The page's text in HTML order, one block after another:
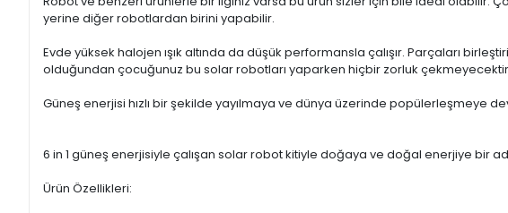
yerine diğer robotlardan birini yapabilir.
Evde yüksek halojen ışık altında da düşük performansla çalışır. Parçaları
olduğundan çocuğunuz bu solar robotları yaparken hiçbir zorluk
Güneş enerjisi hızlı bir şekilde yayılmaya ve dünya üzerinde popülerleşmeye
6 in 1 güneş enerjisiyle çalışan solar robot kitiyle doğaya ve doğal enerjiye bir
Ürün Özellikleri: